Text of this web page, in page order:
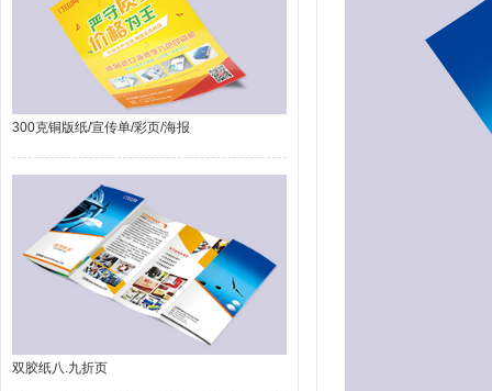
300克铜版纸/宣传单/彩页/海报
双胶纸八.九折页